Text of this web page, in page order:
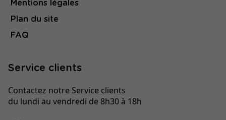
Mentions légales
Plan du site
FAQ
Service clients
Contactez notre Service clients
du lundi au vendredi de 8h30 à 18h